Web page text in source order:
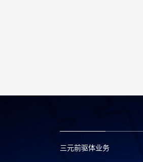
三元前驱体业务